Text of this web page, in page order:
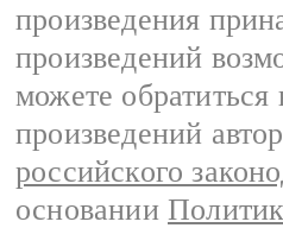
произведения
произведений
можете обратиться
произведений
российского
основании